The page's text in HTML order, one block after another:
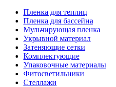
Пленка для теплиц
Пленка для бассейна
Мульчирующая пленка
Укрывной материал
Затеняющие сетки
Комплектующие
Упаковочные материалы
Фитосветильники
Стеллажи